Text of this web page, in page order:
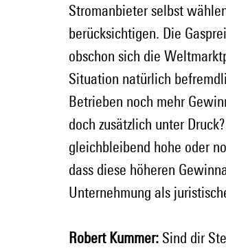
Stromanbieter selbst
berücksichtigen. Die
obschon sich die
Situation natürlich
Betrieben noch mehr
doch zusätzlich unter
gleichbleibend hohe oder
dass diese höheren
Unternehmung als
Robert Kummer: Sind dir